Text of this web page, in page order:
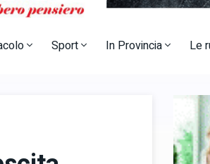
Sport In Provincia Le